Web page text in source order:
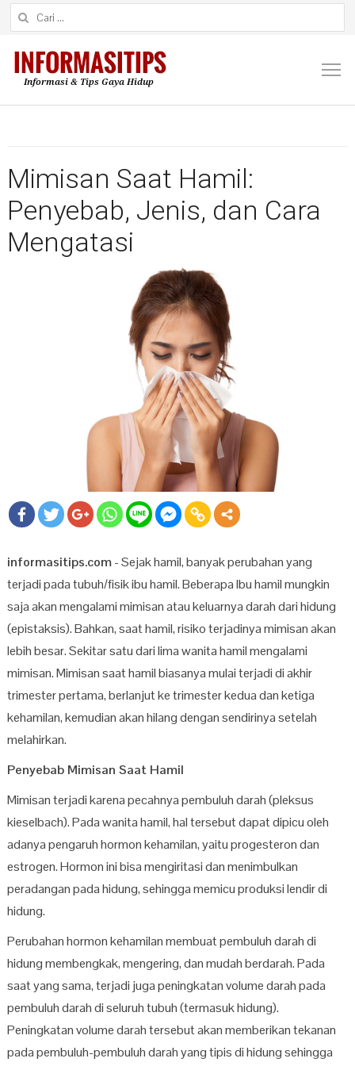
Cari untuk:
Mimisan Saat Hamil:
Penyebab, Jenis, dan Cara
Mengatasi
informasitips.com- Sejak hamil, banyak perubahan yang
terjadi pada tubuh/fisik ibu hamil. Beberapa Ibu hamil mungkin
saja akan mengalami mimisan atau keluarnya darah dari hidung
(epistaksis). Bahkan, saat hamil, risiko terjadinya mimisan akan
lebih besar. Sekitar satu dari lima wanita hamil mengalami
mimisan. Mimisan saat hamil biasanya mulai terjadi di akhir
trimester pertama, berlanjut ke trimester kedua dan ketiga
kehamilan, kemudian akan hilang dengan sendirinya setelah
melahirkan.
Penyebab Mimisan Saat Hamil
Mimisan terjadi karena pecahnya pembuluh darah (pleksus
kieselbach). Pada wanita hamil, hal tersebut dapat dipicu oleh
adanya pengaruh hormon kehamilan, yaitu progesteron dan
estrogen. Hormon ini bisa mengiritasi dan menimbulkan
peradangan pada hidung, sehingga memicu produksi lendir di
hidung.
Perubahan hormon kehamilan membuat pembuluh darah di
hidung membengkak, mengering, dan mudah berdarah. Pada
saat yang sama, terjadi juga peningkatan volume darah pada
pembuluh darah di seluruh tubuh (termasuk hidung).
Peningkatan volume darah tersebut akan memberikan tekanan
pada pembuluh-pembuluh darah yang tipis di hidung sehingga